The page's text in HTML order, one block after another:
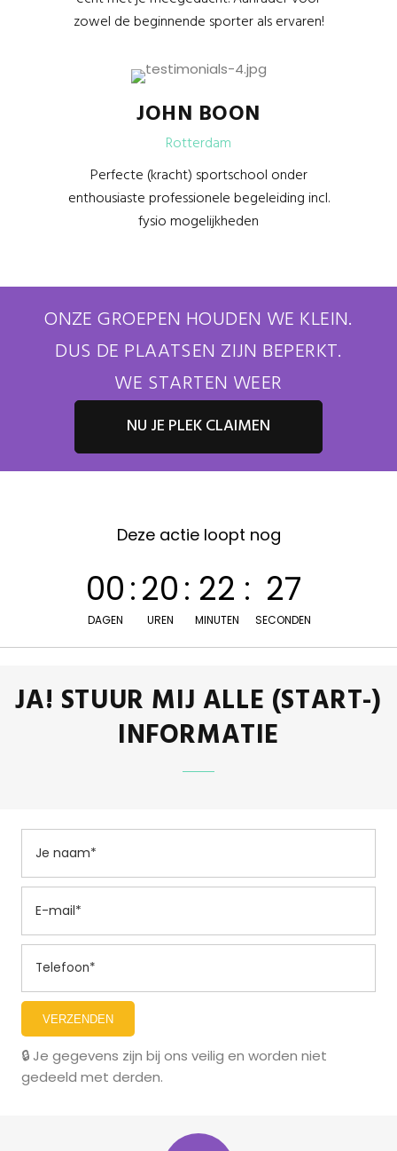
zowel de beginnende sporter als ervaren!
JOHN BOON
Rotterdam
Perfecte (kracht) sportschool onder
enthousiaste professionele begeleiding incl.
fysio mogelijkheden
ONZE GROEPEN HOUDEN WE KLEIN.
DUS DE PLAATSEN ZIJN BEPERKT.
WE STARTEN WEER
NU JE PLEK CLAIMEN
Deze actie loopt nog
00
DAGEN
:20
UREN
: 22
MINUTEN
: 26
SECONDEN
JA! STUUR MIJ ALLE (START-)
INFORMATIE
VERZENDEN
🔒 Je gegevens zijn bij ons veilig en worden niet
gedeeld met derden.